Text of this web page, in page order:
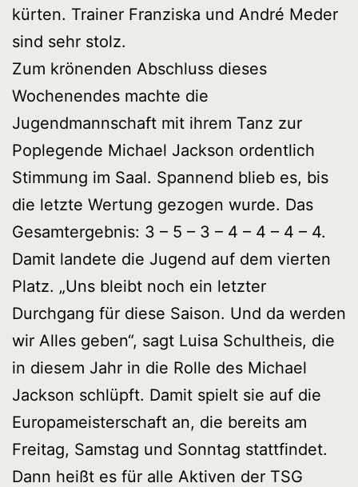
kürten. Trainer Franziska und André Meder
sind sehr stolz.
Zum krönenden Abschluss dieses
Wochenendes machte die
Jugendmannschaft mit ihrem Tanz zur
Poplegende Michael Jackson ordentlich
Stimmung im Saal. Spannend blieb es, bis
die letzte Wertung gezogen wurde. Das
Gesamtergebnis: 3 – 5 – 3 – 4 – 4 – 4 – 4.
Damit landete die Jugend auf dem vierten
Platz. „Uns bleibt noch ein letzter
Durchgang für diese Saison. Und da werden
wir Alles geben“, sagt Luisa Schultheis, die
in diesem Jahr in die Rolle des Michael
Jackson schlüpft. Damit spielt sie auf die
Europameisterschaft an, die bereits am
Freitag, Samstag und Sonntag stattfindet.
Dann heißt es für alle Aktiven der TSG